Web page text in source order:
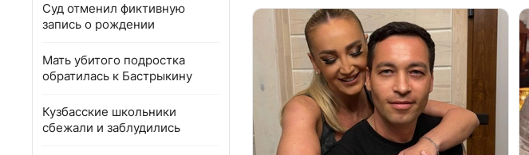
Суд отменил фиктивную
запись о рождении
Мать убитого подростка
обратилась к Бастрыкину
Кузбасские школьники
сбежали и заблудились